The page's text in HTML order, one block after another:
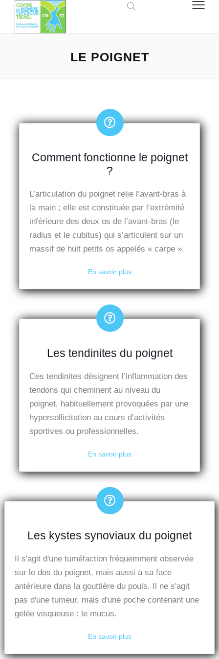
LE POIGNET
Comment fonctionne le poignet
?
L’articulation du poignet relie l’avant-bras à
la main ; elle est constituée par l’extrémité
inférieure des deux os de l’avant-bras (le
radius et le cubitus) qui s’articulent sur un
massif de huit petits os appelés « carpe ».
En savoir plus
Les tendinites du poignet
Ces tendinites désignent l’inflammation des
tendons qui cheminent au niveau du
poignet, habituellement provoquées par une
hypersollicitation au cours d’activités
sportives ou professionnelles.
En savoir plus
Les kystes synoviaux du poignet
Il s'agit d'une tuméfaction fréquemment observée
sur le dos du poignet, mais aussi à sa face
antérieure dans la gouttière du pouls. Il ne s'agit
pas d'une tumeur, mais d'une poche contenant une
gelée visqueuse : le mucus.
En savoir plus